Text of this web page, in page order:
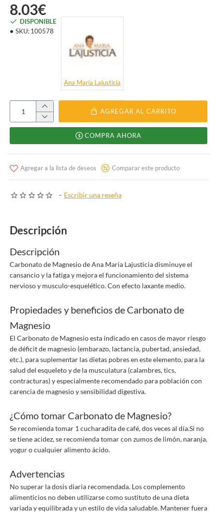
- Escribir una reseña
8.03€
DISPONIBLE
SKU: 100578
Ana Marí­a Lajusticia
AGREGAR AL CARRITO
COMPRA AHORA
Agregar a la lista de deseos Comparar este producto
Descripción
Descripción
Carbonato de Magnesio de Ana Maria Lajusticia disminuye el
cansancio y la fatiga y mejora el funcionamiento del sistema
nervioso y musculo-esquelético. Con efecto laxante medio.
Propiedades y beneficios de Carbonato de
Magnesio
El Carbonato de Magnesio esta indicado en casos de mayor riesgo
de déficit de magnesio (embarazo, lactancia, pubertad, ansiedad,
etc.), para suplementar las dietas pobres en este elemento, para la
salud del esqueleto y de la musculatura (calambres, tics,
contracturas) y especialmente recomendado para población con
carencia de magnesio y sensibilidad digestiva.
¿Cómo tomar Carbonato de Magnesio?
Se recomienda tomar 1 cucharadita de café, dos veces al día.Si no
se tiene acidez, se recomienda tomar con zumos de limón, naranja,
yogur o cualquier alimento ácido.
Advertencias
No superar la dosis diaria recomendada. Los complemento
alimenticios no deben utilizarse como sustituto de una dieta
variada y equilibrada y un estilo de vida saludable. Mantener fuera